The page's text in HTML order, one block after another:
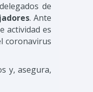
de
. Ante
actividad es
coronavirus
y, asegura,